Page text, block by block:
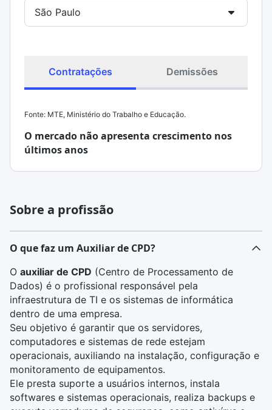
Contratações Demissões
Fonte: MTE, Ministério do Trabalho e Educação.
O mercado não apresenta crescimento nos
últimos anos
Sobre a profissão
O que faz um Auxiliar de CPD?
O auxiliar de CPD (Centro de Processamento de
Dados) é o profissional responsável pela
infraestrutura de TI e os sistemas de informática
dentro de uma empresa.
Seu objetivo é garantir que os servidores,
computadores e sistemas de rede estejam
operacionais, auxiliando na instalação, configuração e
monitoramento de equipamentos.
Ele presta suporte a usuários internos, instala
softwares e sistemas operacionais, realiza backups e